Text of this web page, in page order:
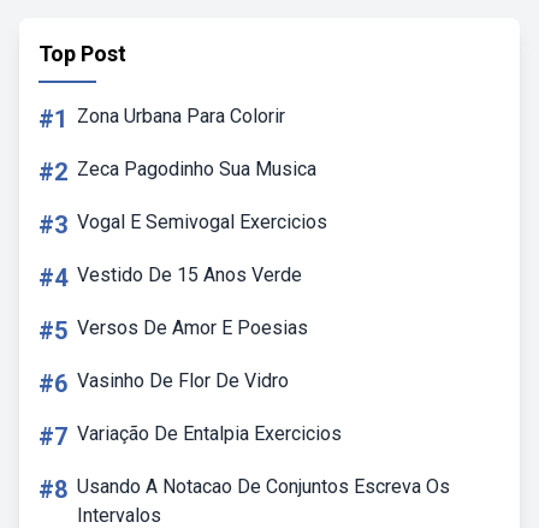
Top Post
#1 Zona Urbana Para Colorir
#2 Zeca Pagodinho Sua Musica
#3 Vogal E Semivogal Exercicios
#4 Vestido De 15 Anos Verde
#5 Versos De Amor E Poesias
#6 Vasinho De Flor De Vidro
#7 Variação De Entalpia Exercicios
#8 Usando A Notacao De Conjuntos Escreva Os
Intervalos